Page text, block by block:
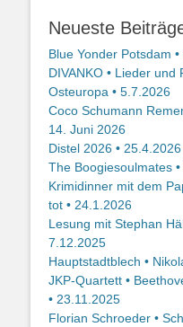
Neueste
Blue Yonder Potsdam
DIVANKO • Lieder
Osteuropa • 5.7.2026
Coco Schumann
14. Juni 2026
Distel 2026 • 25.4.2026
The Boogiesoulmates
Krimidinner mit dem
tot • 24.1.2026
Lesung mit Stephan
7.12.2025
Hauptstadtblech •
JKP-Quartett •
• 23.11.2025
Florian Schroeder •